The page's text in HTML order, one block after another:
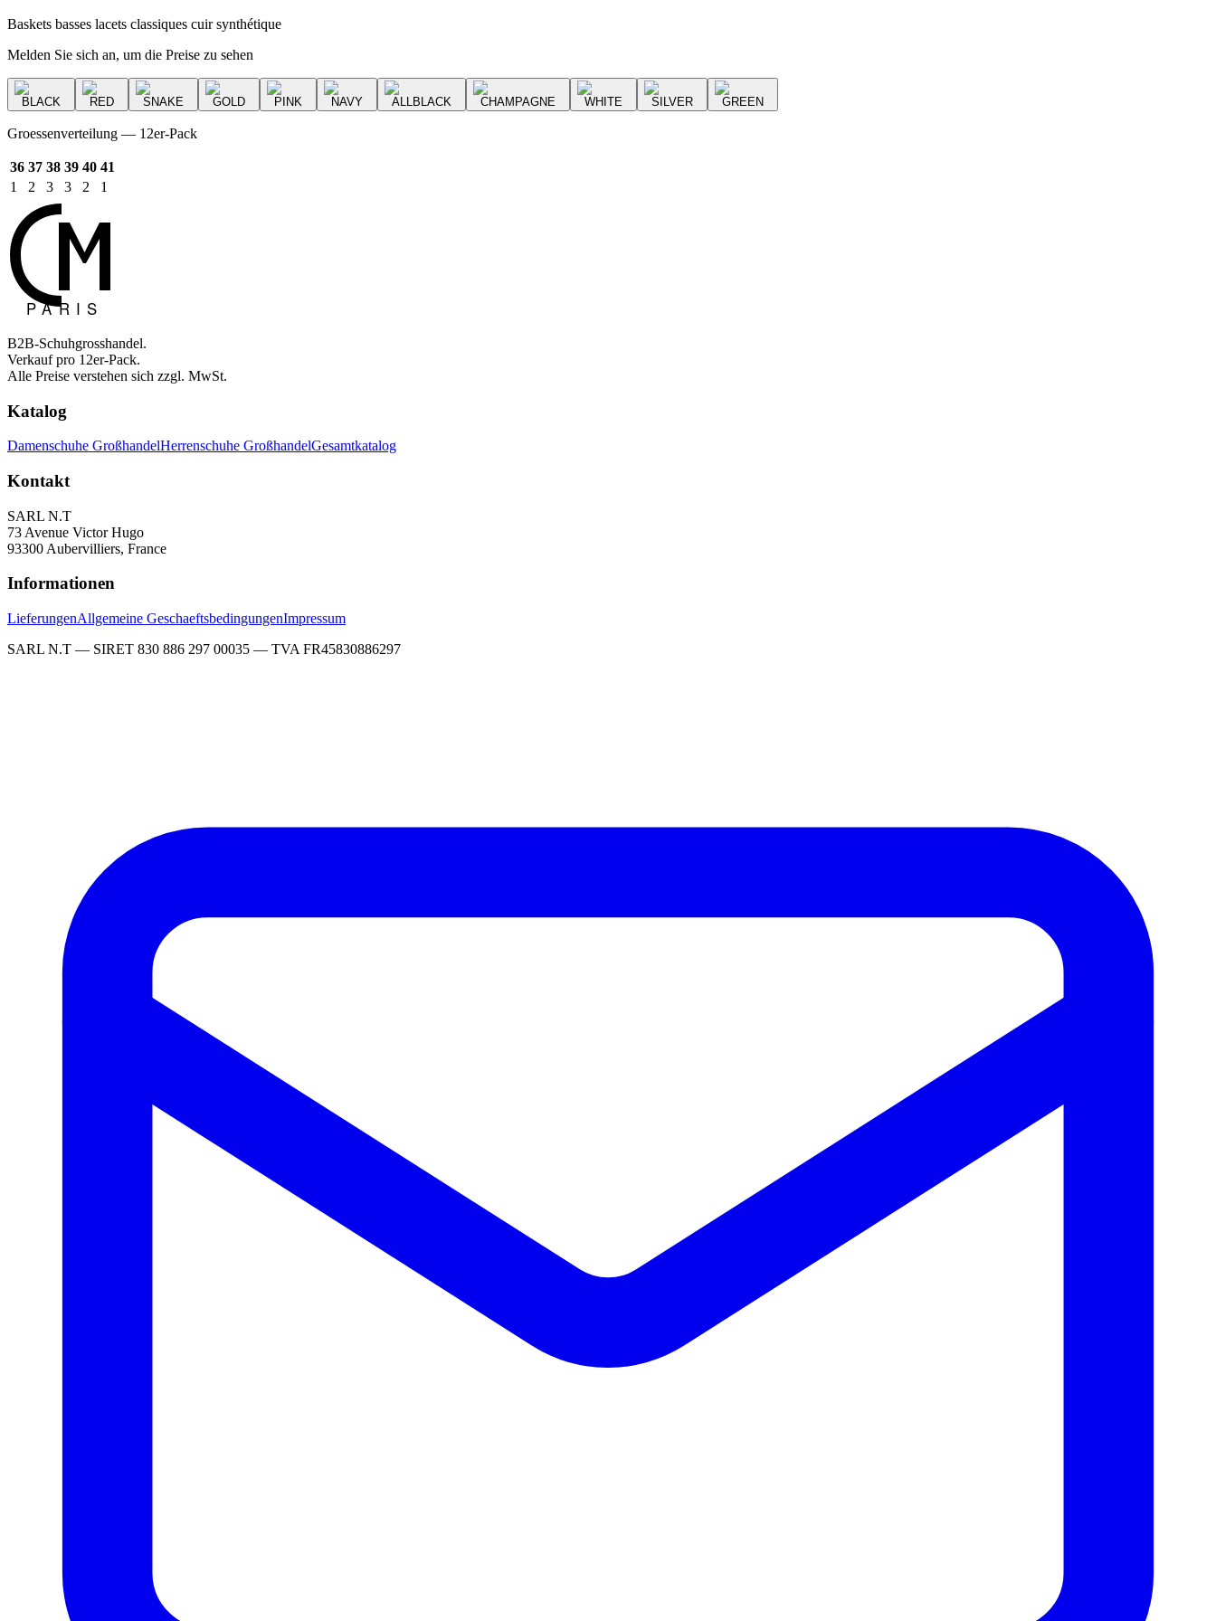
Baskets basses lacets classiques cuir synthétique
Melden Sie sich an, um die Preise zu sehen
BLACK RED SNAKE GOLD PINK NAVY ALLBLACK CHAMPAGNE WHITE SILVER GREEN
Groessenverteilung — 12er-Pack
36 37 38 39 40 41
1
2 3 3 2 1
B2B-Schuhgrosshandel.
Verkauf pro 12er-Pack.
Alle Preise verstehen sich zzgl. MwSt.
Katalog
Damenschuhe GroßhandelHerrenschuhe GroßhandelGesamtkatalog
Kontakt
SARL N.T
73 Avenue Victor Hugo
93300 Aubervilliers, France
Informationen
LieferungenAllgemeine GeschaeftsbedingungenImpressum
SARL N.T — SIRET 830 886 297 00035 — TVA FR45830886297